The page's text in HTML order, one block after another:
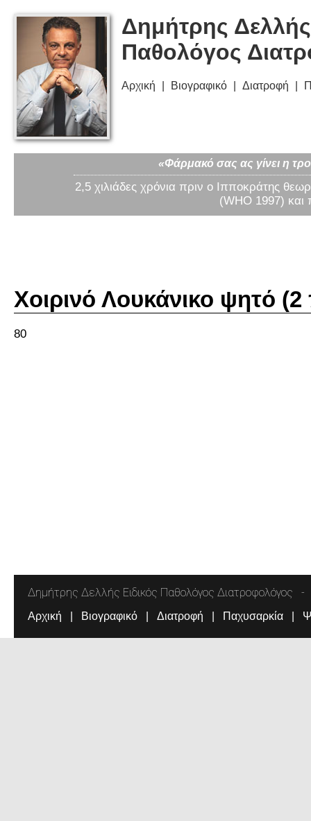
Δημήτρης
Παθολόγος
Αρχική Βιογραφικό Διατροφή
«Φάρμακό σας ας γίνει η
2,5 χιλιάδες χρόνια πριν ο Ιπποκράτης
(WHO 1997) και
Χοιρινό Λουκάνικο ψητό (2
80
Δημήτρης Δελλής Ειδικός Παθολόγος Διατροφολόγος
Αρχική Βιογραφικό Διατροφή Παχυσαρκία